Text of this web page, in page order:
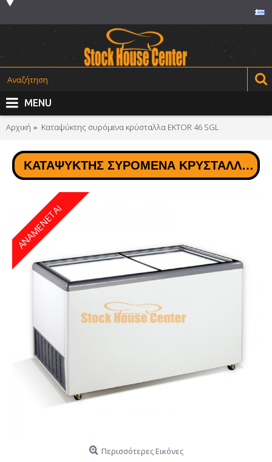
MENU
Αρχική Καταψύκτης συρόμενα κρύσταλλα EKTOR 46 SGL
ΚΑΤΑΨΎΚΤΗΣ ΣΥΡΌΜΕΝΑ ΚΡΎΣΤΑΛΛΑ EKTOR 46 SGL
ΑΝΑΜΕΝΕΤΑΙ
Περισσότερες Εικόνες